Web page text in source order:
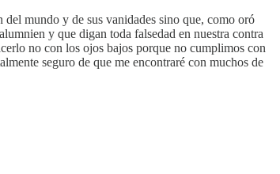
del mundo y de sus vanidades sino que, como oró
y que digan toda falsedad en nuestra contra
no con los ojos bajos porque no cumplimos con
seguro de que me encontraré con muchos de